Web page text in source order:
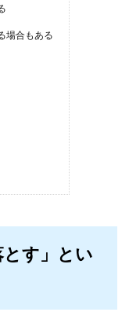
場合もある
とす」とい